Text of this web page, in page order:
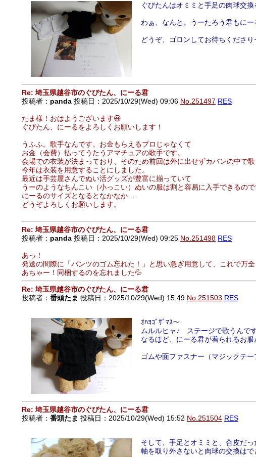
ぐびたんはオミミと手足の肉球交
わぁ、なんと。うーたろう君もに
どうぞ、ゴロンしてお待ちくださり
Re: 埼玉県越谷市のぐびたん、にーる君
投稿者： panda 投稿日：2025/10/29(Wed) 09:06 No.251497 RES
たま様！おはようございます😃
ぐびたん、にーるをよろしくお願いします！
うふふ。歌手なんです。お金もらえるプロじゃなくて
お金（会費）払ってうたうアマチュアの歌手です。
会場での衣装が決まっており、そのため前回は外に出せずカバンの中で
今年は衣装を用意することにしました。
最近は手芸屋さんでぬい活グッズが豊富に揃っていて
うーのようなちんこい（小っこい）ぬいの服は割と容易に入手できるの
にーるのサイズとなるとなかなか…
どうぞよろしくお願いします。
Re: 埼玉県越谷市のぐびたん、にーる君
投稿者： panda 投稿日：2025/10/29(Wed) 09:25 No.251498 RES
あっ！
発送の間際に「パンツのゴム忘れた！」と思い急ぎ用意して、これで万
あちゃー！同梱するのを忘れました💦
Re: 埼玉県越谷市のぐびたん、にーる君
投稿者： 番頭たま 投稿日：2025/10/29(Wed) 15:49 No.251503 RES
ｵﾊﾖｺﾞｻﾞﾏｽ～
ムルルヒャ♪ ステージで歌うんで
なるほど、にーる君が着られるお服
ゴムや面ファスナー（マジックテ
Re: 埼玉県越谷市のぐびたん、にーる君
投稿者： 番頭たま 投稿日：2025/10/29(Wed) 15:52 No.251504 RES
そして、手足とオミミと、合皮だ
軸を取り外さないと肉球の交換はで